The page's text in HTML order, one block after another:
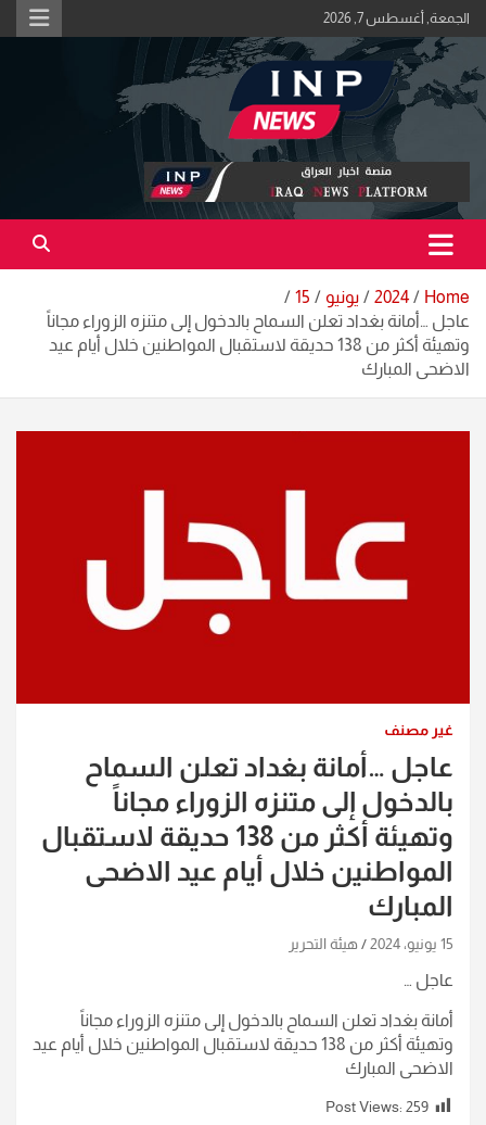
Skip
to
content
الجمعة, أغسطس 7, 2026
منصة اخبار العراق
اكبر منصة خبرية في العراق | #الحقيقة_اولاً
Home
2024 يونيو
15
عاجل …أمانة بغداد تعلن السماح بالدخول إلى متنزه الزوراء مجاناً
وتهيئة أكثر من 138 حديقة لاستقبال المواطنين خلال أيام عيد
الاضحى المبارك
غير مصنف
عاجل …أمانة بغداد تعلن السماح
بالدخول إلى متنزه الزوراء مجاناً
وتهيئة أكثر من 138 حديقة لاستقبال
المواطنين خلال أيام عيد الاضحى
المبارك
15 يونيو، 2024 هيئة التحرير
عاجل …
أمانة بغداد تعلن السماح بالدخول إلى متنزه الزوراء مجاناً
وتهيئة أكثر من 138 حديقة لاستقبال المواطنين خلال أيام عيد
الاضحى المبارك
Post Views: 259